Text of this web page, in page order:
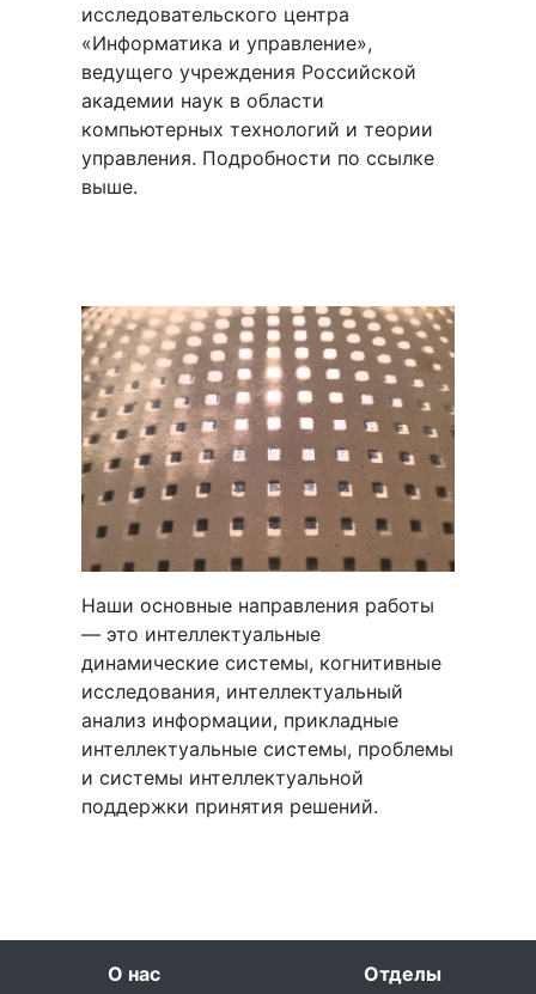
исследовательского центра
«Информатика и управление»,
ведущего учреждения Российской
академии наук в области
компьютерных технологий и теории
управления. Подробности по ссылке
выше.
Наши основные направления работы
— это интеллектуальные
динамические системы, когнитивные
исследования, интеллектуальный
анализ информации, прикладные
интеллектуальные системы, проблемы
и системы интеллектуальной
поддержки принятия решений.
О нас Отделы